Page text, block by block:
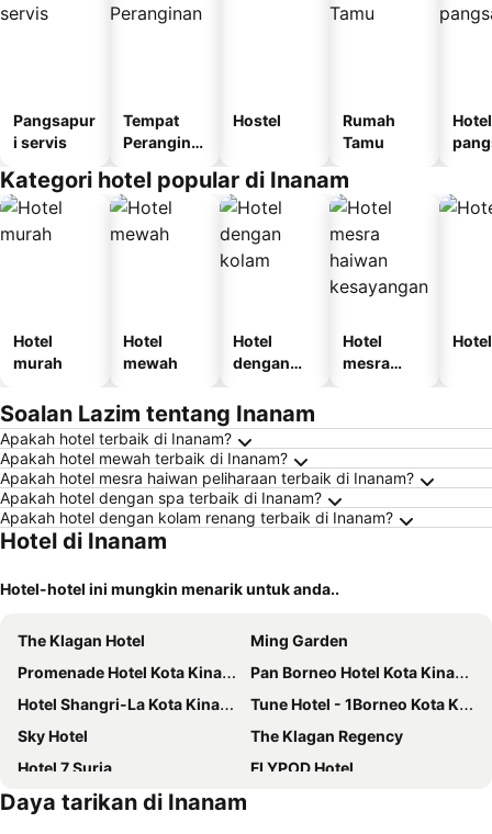
Pangsapur
i servis
Tempat
Perangina
Hostel
Rumah
Tamu
Hotel
Kategori hotel popular di Inanam
Hotel
murah
Hotel
mewah
Hotel
dengan
Hotel
mesra
n
Soalan Lazim tentang Inanam
Apakah hotel terbaik di Inanam?
Apakah hotel mewah terbaik di Inanam?
Apakah hotel mesra haiwan peliharaan terbaik di Inanam?
Apakah hotel dengan spa terbaik di Inanam?
Apakah hotel dengan kolam renang terbaik di Inanam?
Hotel di Inanam
Hotel-hotel ini mungkin menarik untuk anda..
The Klagan Hotel
Ming Garden
Promenade Hotel Kota Kinabalu
Pan Borneo Hotel Kota Kinabalu
Hotel Shangri-La Kota Kinabalu
Tune Hotel - 1Borneo Kota Kinabalu
Sky Hotel
The Klagan Regency
Hotel 7 Suria
FLYPOD Hotel
Gaya Centre Hotel
Daya tarikan di Inanam